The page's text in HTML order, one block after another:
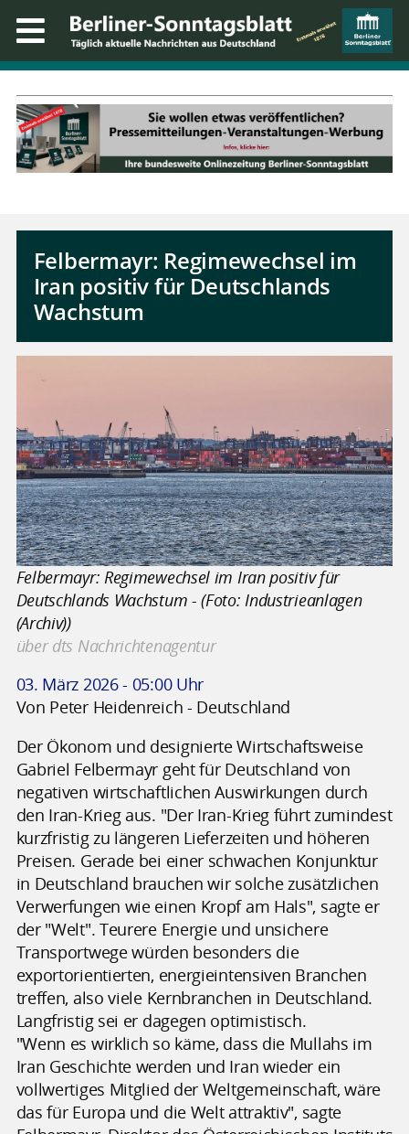
Felbermayr: Regimewechsel im
Iran positiv für Deutschlands
Wachstum
Felbermayr: Regimewechsel im Iran positiv für
Deutschlands Wachstum - (Foto: Industrieanlagen
(Archiv))
über dts Nachrichtenagentur
03. März 2026 - 05:00 Uhr
Von Peter Heidenreich - Deutschland
Der Ökonom und designierte Wirtschaftsweise
Gabriel Felbermayr geht für Deutschland von
negativen wirtschaftlichen Auswirkungen durch
den Iran-Krieg aus. "Der Iran-Krieg führt zumindest
kurzfristig zu längeren Lieferzeiten und höheren
Preisen. Gerade bei einer schwachen Konjunktur
in Deutschland brauchen wir solche zusätzlichen
Verwerfungen wie einen Kropf am Hals", sagte er
der "Welt". Teurere Energie und unsichere
Transportwege würden besonders die
exportorientierten, energieintensiven Branchen
treffen, also viele Kernbranchen in Deutschland.
Langfristig sei er dagegen optimistisch.
"Wenn es wirklich so käme, dass die Mullahs im
Iran Geschichte werden und Iran wieder ein
vollwertiges Mitglied der Weltgemeinschaft, wäre
das für Europa und die Welt attraktiv", sagte